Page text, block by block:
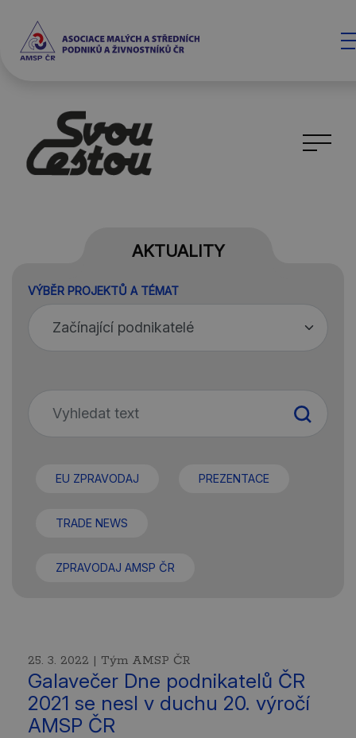
AKTUALITY
VÝBĚR PROJEKTŮ A TÉMAT
EU ZPRAVODAJ PREZENTACE
TRADE NEWS
ZPRAVODAJ AMSP ČR
25. 3. 2022 | Tým AMSP ČR
Galavečer Dne podnikatelů ČR
2021 se nesl v duchu 20. výročí
AMSP ČR